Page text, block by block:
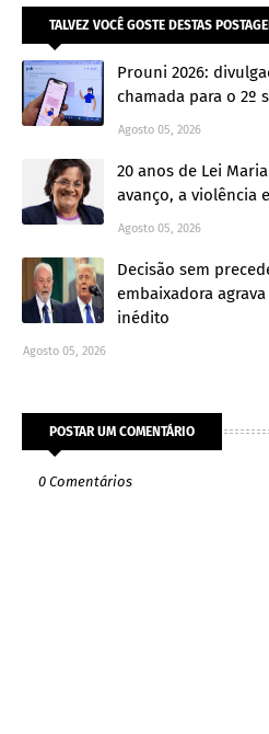
TALVEZ VOCÊ GOSTE DESTAS
Prouni 2026:
chamada para o 2º
Agosto 05, 2026
20 anos de Lei
avanço, a violência
Agosto 05, 2026
Decisão sem
embaixadora
inédito
Agosto 05, 2026
POSTAR UM COMENTÁRIO
0 Comentários